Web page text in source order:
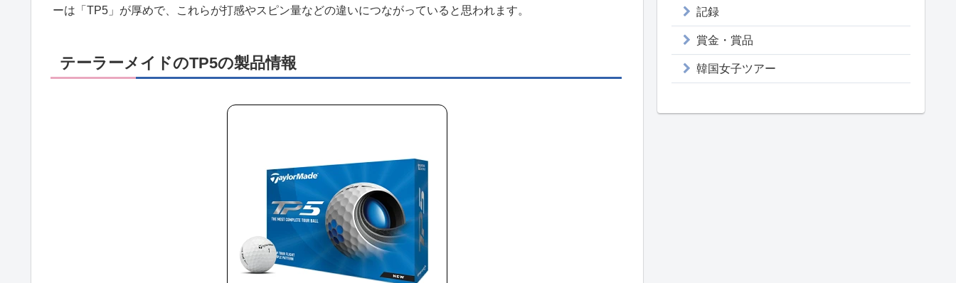
ーは「TP5」が厚めで、これらが打感やスピン量などの違いにつながっていると思われます。
テーラーメイドのTP5の製品情報
記録
賞金・賞品
韓国女子ツアー